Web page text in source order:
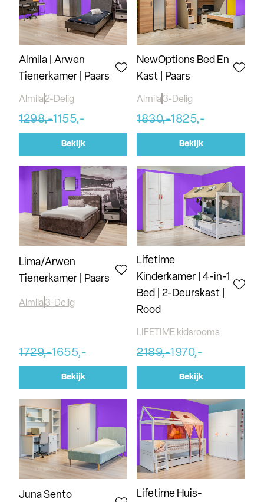
Almila | Arwen
Tienerkamer | Paars
Almila2-Delig
1298,-1155,-
Bekijk
NewOptions Bed En
Kast | Paars
Almila 3-Delig
1830,-1825,-
Bekijk
Lima/Arwen
Tienerkamer | Paars
Almila 3-Delig
1729,-1655,-
Bekijk
Lifetime
Kinderkamer | 4-in-1
Bed | 2-Deurskast |
Rood
LIFETIME kidsrooms
2189,-1970,-
Bekijk
Juna Sento
Lifetime Huis-